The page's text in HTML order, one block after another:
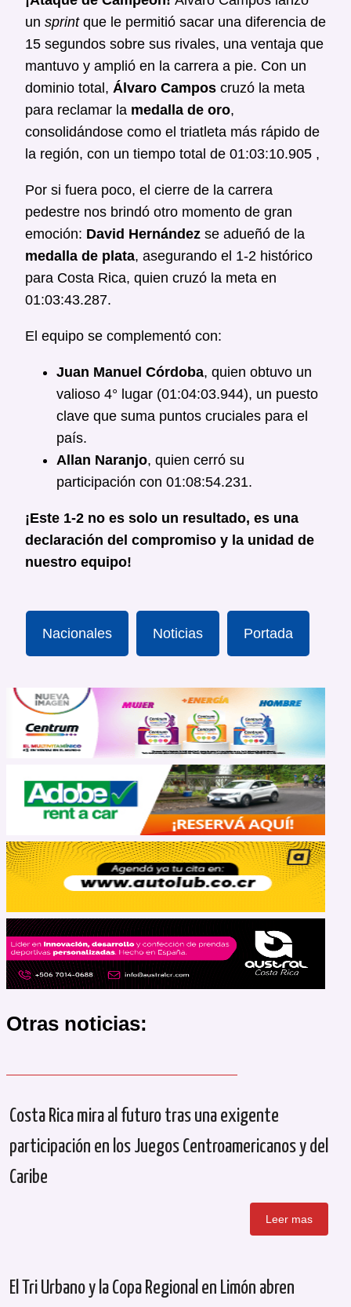
un sprintque le permitió sacar una diferencia de
15 segundos sobre sus rivales, una ventaja que
mantuvo y amplió en la carrera a pie. Con un
dominio total, Álvaro Campos cruzó la meta
para reclamar la medalla de oro,
consolidándose como el triatleta más rápido de
la región, con un tiempo total de 01:03:10.905 ,
Por si fuera poco, el cierre de la carrera
pedestre nos brindó otro momento de gran
emoción: David Hernández se adueñó de la
medalla de plata, asegurando el 1-2 histórico
para Costa Rica, quien cruzó la meta en
01:03:43.287.
El equipo se complementó con:
Juan Manuel Córdoba, quien obtuvo un
valioso 4° lugar (01:04:03.944), un puesto
clave que suma puntos cruciales para el
país.
Allan Naranjo, quien cerró su
participación con 01:08:54.231.
¡Este 1-2 no es solo un resultado, es una
declaración del compromiso y la unidad de
nuestro equipo!
Nacionales Noticias Portada
Otras noticias:
Costa Rica mira al futuro tras una exigente
participación en los Juegos Centroamericanos y del
Caribe
Leer mas
El Tri Urbano y la Copa Regional en Limón abren